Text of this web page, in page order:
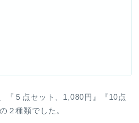
『５点セット、1,080円』『10点
２種類でした。